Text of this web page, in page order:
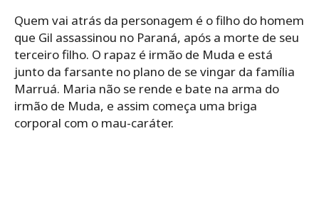
Quem vai atrás da personagem é o filho do homem
que Gil assassinou no Paraná, após a morte de seu
terceiro filho. O rapaz é irmão de Muda e está
junto da farsante no plano de se vingar da família
Marruá. Maria não se rende e bate na arma do
irmão de Muda, e assim começa uma briga
corporal com o mau-caráter.